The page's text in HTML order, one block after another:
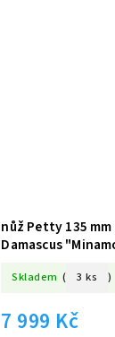
nůž Petty 135
Damascus
Skladem ( 3 ks )
7 999 Kč